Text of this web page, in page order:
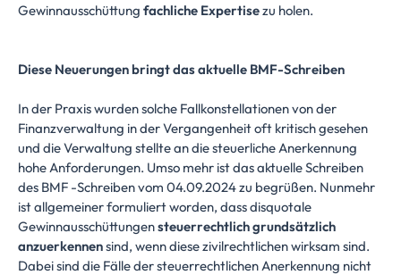
Gewinnausschüttung fachliche Expertisezu holen.
Diese Neuerungen bringt das aktuelle BMF-Schreiben
In der Praxis wurden solche Fallkonstellationen von der
Finanzverwaltung in der Vergangenheit oft kritisch gesehen
und die Verwaltung stellte an die steuerliche Anerkennung
hohe Anforderungen. Umso mehr ist das aktuelle Schreiben
des BMF -Schreiben vom 04.09.2024 zu begrüßen. Nunmehr
ist allgemeiner formuliert worden, dass disquotale
Gewinnausschüttungensteuerrechtlich grundsätzlich
anzuerkennensind, wenn diese zivilrechtlichen wirksam sind.
Dabei sind die Fälle der steuerrechtlichen Anerkennung nicht